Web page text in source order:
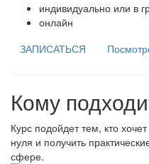
индивидуально или в
онлайн
ЗАПИСАТЬСЯ
Кому
Курс подойдет тем, кто
нуля и получить
сфере.